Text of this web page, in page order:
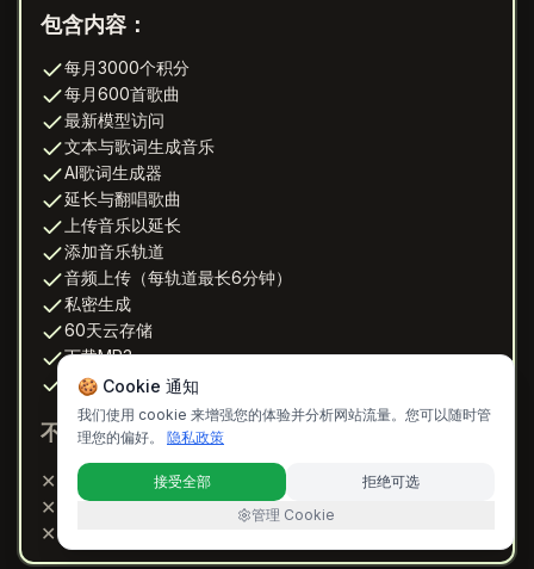
包含内容：
每月3000个积分
每月600首歌曲
最新模型访问
文本与歌词生成音乐
AI歌词生成器
延长与翻唱歌曲
上传音乐以延长
添加音乐轨道
音频上传（每轨道最长6分钟）
私密生成
60天云存储
下载MP3
3个并发生成
不包含：
✕ 下载WAV
✕ 优先邮件支持
✕
🍪 Cookie 通知
我们使用 cookie 来增强您的体验并分析网站流量。您可以随时管
理您的偏好。
隐私政策
接受全部
拒绝可选
管理 Cookie